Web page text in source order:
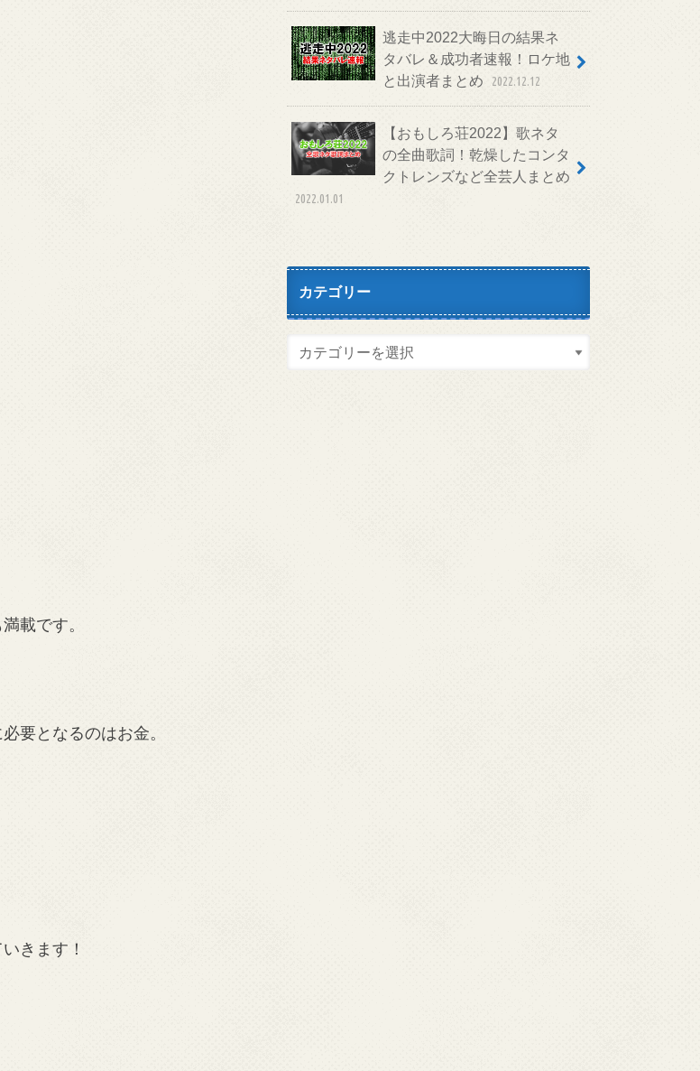
載です。
要となるのはお金。
きます！
逃走中2022大晦日の結果ネ
タバレ＆成功者速報！ロケ地
と出演者まとめ
2022.12.12
【おもしろ荘2022】歌ネタ
の全曲歌詞！乾燥したコンタ
クトレンズなど全芸人まとめ
2022.01.01
カテゴリー